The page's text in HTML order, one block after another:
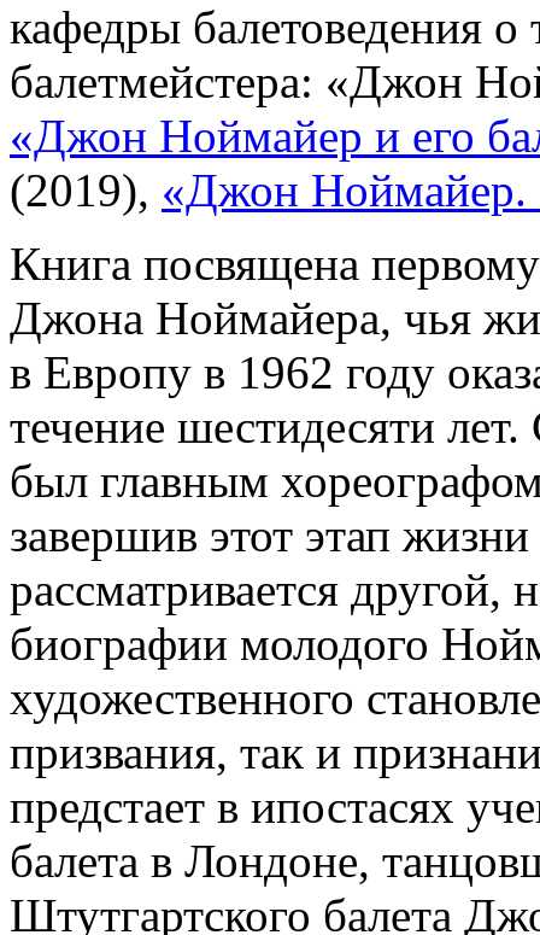
кафедры балетоведения
балетмейстера: «Джон
«Джон Ноймайер и его
(2019), «Джон Ноймайер.
Книга посвящена
Джона Ноймайера, чья
в Европу в 1962 году
течение шестидесяти
был главным
завершив этот этап
рассматривается другой,
биографии молодого
художественного
призвания, так и
предстает в ипостасях
балета в Лондоне,
Штутгартского балета